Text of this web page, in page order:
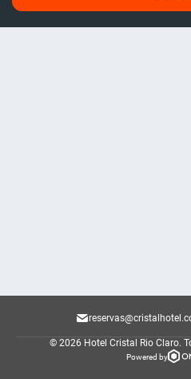
© 2026 Hotel Cristal Rio Claro.
Powered by